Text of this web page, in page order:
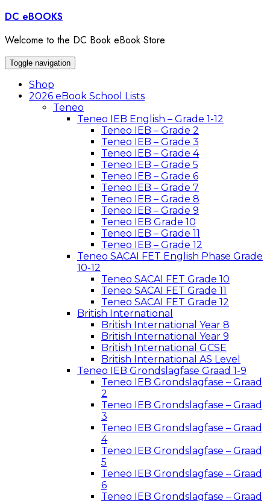
Skip
content
DC eBOOKS
Welcome to the DC Book eBook Store
Toggle navigation
Shop
2026 eBook School Lists
Teneo
Teneo IEB English – Grade 1-12
Teneo IEB – Grade 2
Teneo IEB – Grade 3
Teneo IEB – Grade 4
Teneo IEB – Grade 5
Teneo IEB – Grade 6
Teneo IEB – Grade 7
Teneo IEB – Grade 8
Teneo IEB – Grade 9
Teneo IEB Grade 10
Teneo IEB – Grade 11
Teneo IEB – Grade 12
Teneo SACAI FET English Phase Grade
10-12
Teneo SACAI FET Grade 10
Teneo SACAI FET Grade 11
Teneo SACAI FET Grade 12
British International
British International Year 8
British International Year 9
British International GCSE
British International AS Level
Teneo IEB Grondslagfase Graad 1-9
Teneo IEB Grondslagfase – Graad
2
Teneo IEB Grondslagfase – Graad
3
Teneo IEB Grondslagfase – Graad
4
Teneo IEB Grondslagfase – Graad
5
Teneo IEB Grondslagfase – Graad
6
Teneo IEB Grondslagfase – Graad